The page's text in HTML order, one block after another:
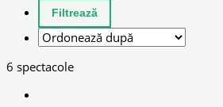
6 spectacole